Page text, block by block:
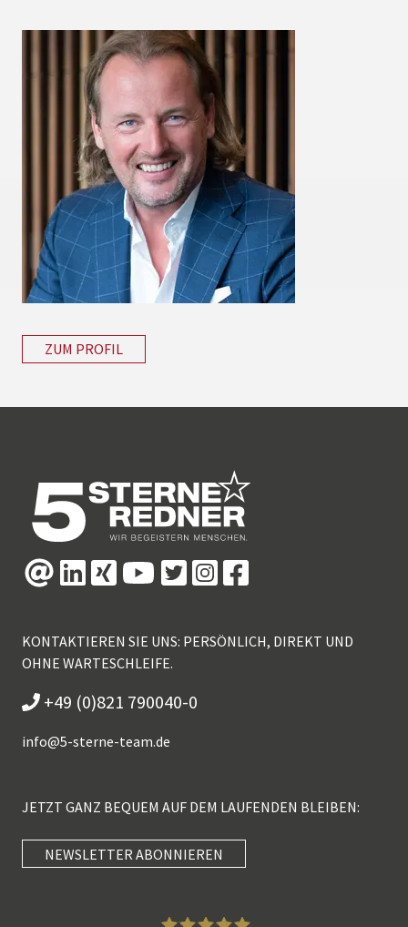
ZUM PROFIL
KONTAKTIEREN SIE UNS: PERSÖNLICH, DIREKT UND
OHNE WARTESCHLEIFE.
+49 (0)821 790040-0
info@5-sterne-team.de
JETZT GANZ BEQUEM AUF DEM LAUFENDEN BLEIBEN:
NEWSLETTER ABONNIEREN